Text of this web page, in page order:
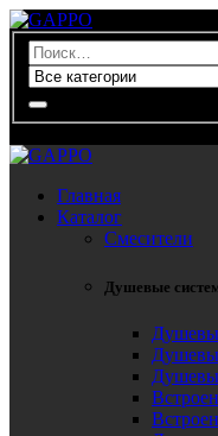
Главная
Каталог
Смесители
Душевые